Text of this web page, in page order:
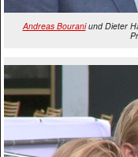
Andreas Bouraniund Dieter